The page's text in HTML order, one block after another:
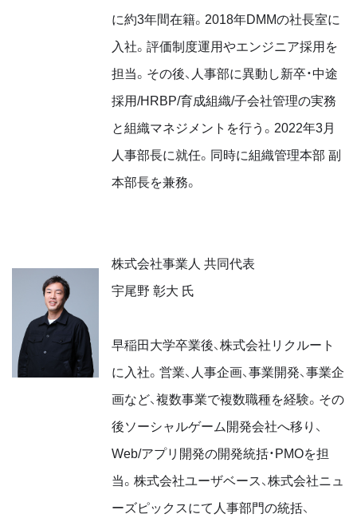
に約3年間在籍。2018年DMMの社長室に
入社。評価制度運用やエンジニア採用を
担当。その後、人事部に異動し新卒・中途
採用/HRBP/育成組織/子会社管理の実務
と組織マネジメントを行う。2022年3月
人事部長に就任。同時に組織管理本部 副
本部長を兼務。
株式会社事業人 共同代表
宇尾野 彰大 氏
早稲田大学卒業後、株式会社リクルート
に入社。営業、人事企画、事業開発、事業企
画など、複数事業で複数職種を経験。その
後ソーシャルゲーム開発会社へ移り、
Web/アプリ開発の開発統括・PMOを担
当。株式会社ユーザベース、株式会社ニュ
ーズピックスにて人事部門の統括、